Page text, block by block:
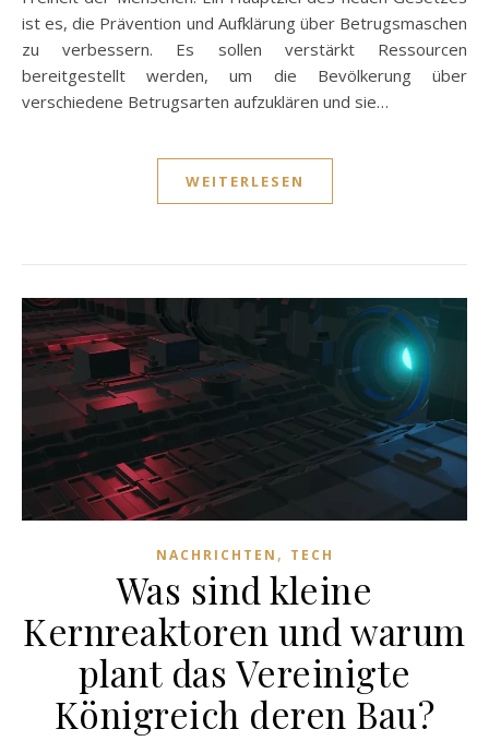
ist es, die Prävention und Aufklärung über Betrugsmaschen
zu verbessern. Es sollen verstärkt Ressourcen
bereitgestellt werden, um die Bevölkerung über
verschiedene Betrugsarten aufzuklären und sie…
WEITERLESEN
NACHRICHTEN , TECH
Was sind kleine
Kernreaktoren und warum
plant das Vereinigte
Königreich deren Bau?